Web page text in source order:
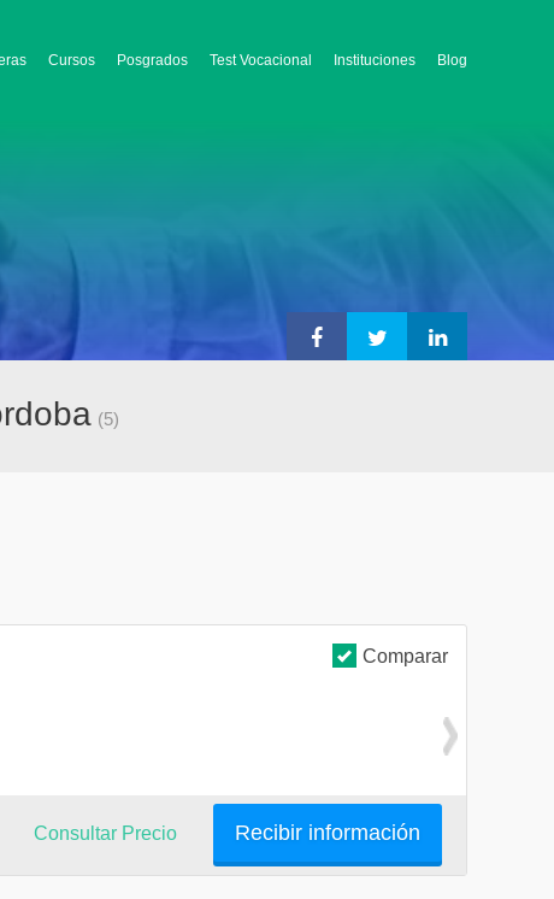
Cursos Posgrados Test Vocacional Instituciones Blog
(5)
Comparar
Recibir información
Consultar Precio